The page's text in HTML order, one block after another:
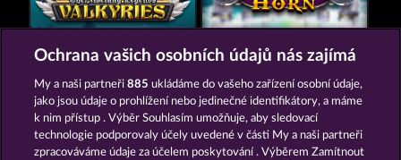
Valkyries - The Nibelung Legends
Ochrana vašich osobních údajů nás zajímá
My a naši partneři885 ukládáme do vašeho zařízení osobní údaje,
jako jsou údaje o prohlížení nebo jedinečné identifikátory, a máme
k nim přístup . Výběr Souhlasím umožňuje, aby sledovací
technologie podporovaly účely uvedené v části My a naši partneři
zpracováváme údaje za účelem poskytování . Výběrem Zamítnout